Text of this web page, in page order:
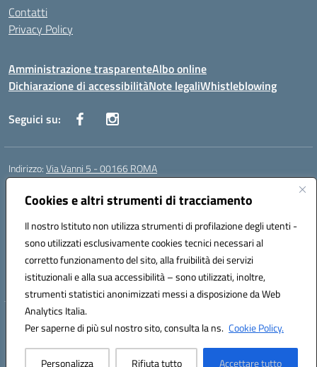
Cookies e altri strumenti di tracciamento
Il nostro Istituto non utilizza strumenti di profilazione degli utenti -
sono utilizzati esclusivamente cookies tecnici necessari al
corretto funzionamento del sito, alla fruibilità dei servizi
istituzionali e alla sua accessibilità – sono utilizzati, inoltre,
strumenti statistici anonimizzati messi a disposizione da Web
Analytics Italia.
Per saperne di più sul nostro sito, consulta la ns. Cookie Policy.
Personalizza Rifiuta tutto Accettare tutto
Contatti
Privacy Policy
Amministrazione trasparenteAlbo online
Dichiarazione di accessibilitàNote legaliWhistleblowing
Seguici su:
Indirizzo:Via Vanni 5 - 00166 ROMA
Centralino:
Posta elettronica certificata (PEC):RMIC86500P@pec.istruzione.it
Codice fiscale: 97197050582
Codice meccanografico:RMIC86500P
Codice Indice delle Pubbliche Amministrazioni (IPA): istsc_RMIC86500P
Codice unico di fatturazione (CUF): UFSRRZ
Hosting & Powered by 3D Solution S.r.l.
Concept & Design by Designers Italia